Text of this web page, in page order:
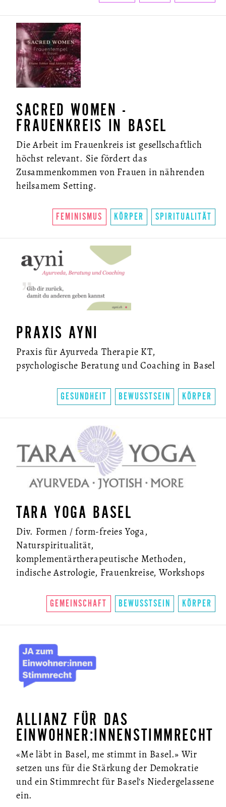
SACRED WOMEN -
FRAUENKREIS IN BASEL
Die Arbeit im Frauenkreis ist gesellschaftlich
höchst relevant. Sie fördert das
Zusammenkommen von Frauen in nährenden
heilsamem Setting.
FEMINISMUS KÖRPER SPIRITUALITÄT
PRAXIS AYNI
Praxis für Ayurveda Therapie KT,
psychologische Beratung und Coaching in Basel
GESUNDHEIT BEWUSSTSEIN KÖRPER
TARA YOGA BASEL
Div. Formen / form-freies Yoga,
Naturspiritualität,
komplementärtherapeutische Methoden,
indische Astrologie, Frauenkreise, Workshops
GEMEINSCHAFT BEWUSSTSEIN KÖRPER
ALLIANZ FÜR DAS
EINWOHNER:INNENSTIMMRECHT
«Me läbt in Basel, me stimmt in Basel.» Wir
setzen uns für die Stärkung der Demokratie
und ein Stimmrecht für Basel's Niedergelassene
ein.